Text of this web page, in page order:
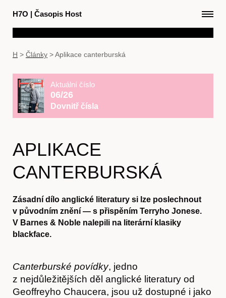
H7O | Časopis Host
H > Články >Aplikace canterburská
Aktuální číslo
06/26
Dovnitř čísla
APLIKACE
CANTERBURSKÁ
Zásadní dílo anglické literatury si lze poslechnout
v původním znění — s přispěním Terryho Jonese.
V Barnes & Noble nalepili na literární klasiky
blackface.
Canterburské povídky, jedno
z nejdůležitějších děl anglické literatury od
Geoffreyho Chaucera, jsou už dostupné i jako